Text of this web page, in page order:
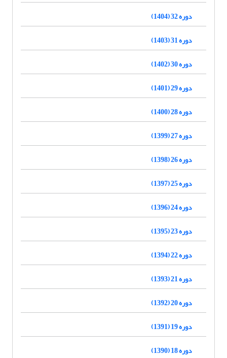
دوره 32 (1404)
دوره 31 (1403)
دوره 30 (1402)
دوره 29 (1401)
دوره 28 (1400)
دوره 27 (1399)
دوره 26 (1398)
دوره 25 (1397)
دوره 24 (1396)
دوره 23 (1395)
دوره 22 (1394)
دوره 21 (1393)
دوره 20 (1392)
دوره 19 (1391)
دوره 18 (1390)